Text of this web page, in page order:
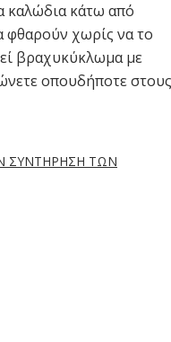
καλώδια κάτω από
φθαρούν χωρίς να το
βραχυκύκλωμα με
οπουδήποτε στους